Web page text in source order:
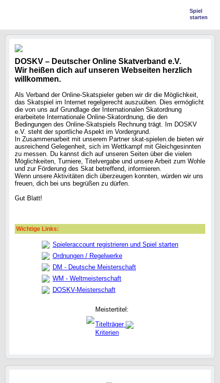
Spiel
starten
DOSKV – Deutscher Online Skatverband e.V.
Wir heißen dich auf unseren Webseiten herzlich
willkommen.
Als Verband der Online-Skatspieler geben wir dir die Möglichkeit,
das Skatspiel im Internet regelgerecht auszuüben. Dies ermöglicht
die von uns auf Grundlage der Internationalen Skatordnung
erarbeitete Internationale Online-Skatordnung, die den
Bedingungen des Online-Skatspiels Rechnung trägt. Im DOSKV
e.V. steht der sportliche Aspekt im Vordergrund.
In Zusammenarbeit mit unserem Partner skat-spielen.de bieten wir
ausreichend Gelegenheit, sich im Wettkampf mit Gleichgesinnten
zu messen. Du kannst dich auf unseren Seiten über die vielen
Möglichkeiten, Turniere, Titelvergabe und unsere Arbeit zum Wohle
und zur Förderung des Skat betreffend, informieren.
Wenn unsere Aktivitäten dich überzeugen konnten, würden wir uns
freuen, dich bei uns begrüßen zu dürfen.
Gut Blatt!
Wichtige Links:
Spieleraccount registrieren und Spiel starten
Ordnungen / Regelwerke
DM - Deutsche Meisterschaft
WM - Weltmeisterschaft
DOSKV-Meisterschaft
Meistertitel:
Titelträger
Kriterien